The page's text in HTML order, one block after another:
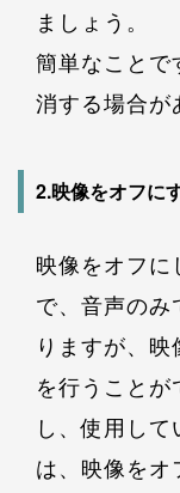
ましょう。
簡単なことで
消する場合が
2.映像をオフに
映像をオフに
で、音声の
りますが、
を行うこと
し、使用し
は、映像を